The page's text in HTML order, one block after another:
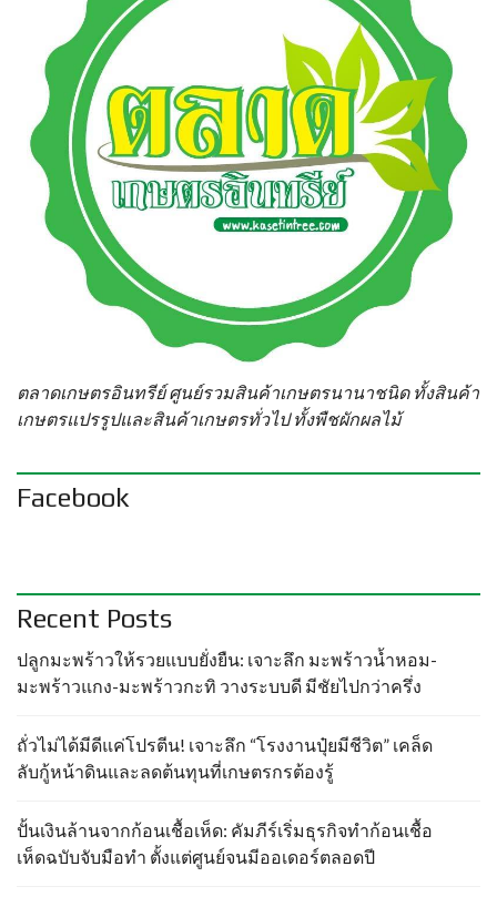
ตลาดเกษตรอินทรีย์ ศูนย์รวมสินค้าเกษตรนานาชนิด ทั้งสินค้า
เกษตรแปรรูปและสินค้าเกษตรทั่วไป ทั้งพืชผักผลไม้
Facebook
Recent Posts
ปลูกมะพร้าวให้รวยแบบยั่งยืน: เจาะลึก มะพร้าวน้ำหอม-
มะพร้าวแกง-มะพร้าวกะทิ วางระบบดี มีชัยไปกว่าครึ่ง
ถั่วไม่ได้มีดีแค่โปรตีน! เจาะลึก “โรงงานปุ๋ยมีชีวิต” เคล็ด
ลับกู้หน้าดินและลดต้นทุนที่เกษตรกรต้องรู้
ปั้นเงินล้านจากก้อนเชื้อเห็ด: คัมภีร์เริ่มธุรกิจทำก้อนเชื้อ
เห็ดฉบับจับมือทำ ตั้งแต่ศูนย์จนมีออเดอร์ตลอดปี